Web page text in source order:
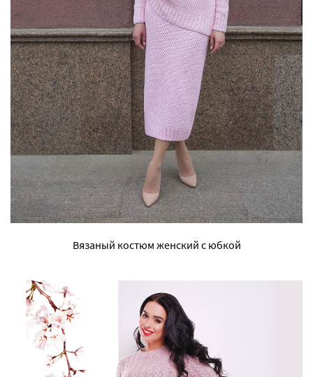
Вязаный костюм женский с юбкой